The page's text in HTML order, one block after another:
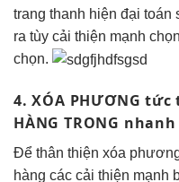
trang thanh hiện đại toán
ra tùy cải thiện mạnh
chọn.
4. XÓA PHƯƠNGtức
HÀNG TRONG nhanh
Để thân thiện xóa
hàng các cải thiện mạnh